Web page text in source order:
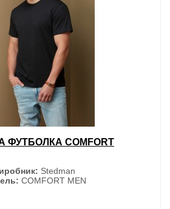
ФУТБОЛКА COMFORT
Stedman
COMFORT MEN